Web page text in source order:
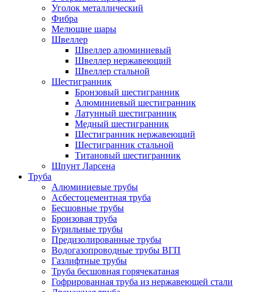
Уголок металлический
Фибра
Мелющие шары
Швеллер
Швеллер алюминиевый
Швеллер нержавеющий
Швеллер стальной
Шестигранник
Бронзовый шестигранник
Алюминиевый шестигранник
Латунный шестигранник
Медный шестигранник
Шестигранник нержавеющий
Шестигранник стальной
Титановый шестигранник
Шпунт Ларсена
Труба
Алюминиевые трубы
Асбестоцементная труба
Бесшовные трубы
Бронзовая труба
Бурильные трубы
Предизолированные трубы
Водогазопроводные трубы ВГП
Газлифтные трубы
Труба бесшовная горячекатаная
Гофрированная труба из нержавеющей стали